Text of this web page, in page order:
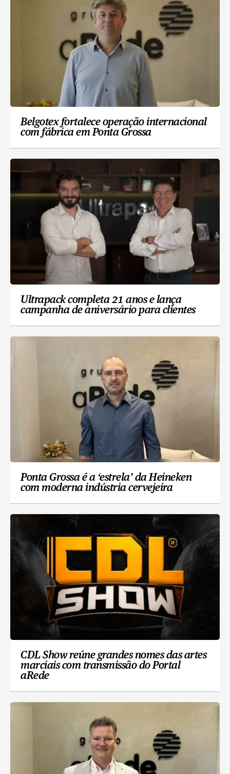
Belgotex fortalece operação internacional
com fábrica em Ponta Grossa
Ultrapack completa 21 anos e lança
campanha de aniversário para clientes
Ponta Grossa é a ‘estrela’ da Heineken
com moderna indústria cervejeira
CDL Show reúne grandes nomes das artes
marciais com transmissão do Portal
aRede